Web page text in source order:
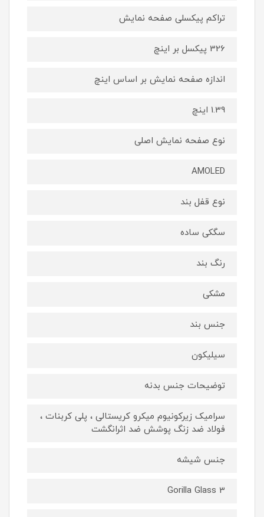
تراکم پیکسلی صفحه نمایش
326 پیکسل بر اینچ
اندازه صفحه نمایش بر اساس اینچ
1.39 اینچ
نوع صفحه نمایش اصلی
AMOLED
نوع قفل بند
سگکی ساده
رنگ بند
مشکی
جنس بند
سیلیکون
توضیحات جنس بدنه
سرامیک زیرکونیوم میکرو کریستالی ، پلی کربنات ،
فولاد ضد زنگ پوشش ضد اثرانگشت
جنس شیشه
Gorilla Glass 3